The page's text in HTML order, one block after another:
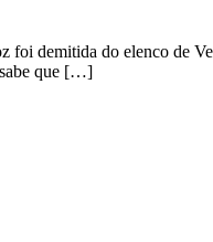
demitida do elenco de
sabe que […]